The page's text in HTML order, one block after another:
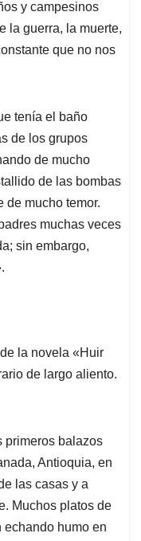
y campesinos
la guerra, la muerte,
que no nos
tenía el baño
de los grupos
de mucho
de las bombas
de mucho temor.
muchas veces
sin embargo,
la novela «Huir
de largo aliento.
primeros balazos
Antioquia, en
las casas y a
Muchos platos de
humo en